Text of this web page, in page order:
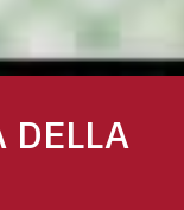
DELLA